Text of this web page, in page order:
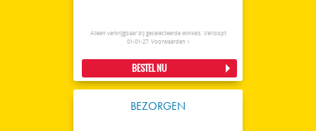
Alleen verkrijgbaar bij geselecteerde winkels. Verloopt
01-01-27. Voorwaarden >
BESTEL NU
BEZORGEN